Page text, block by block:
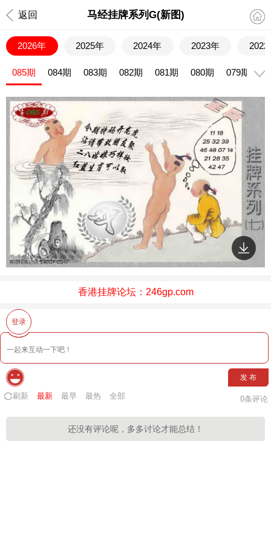
返回 马经挂牌系列G(新图)
2026年 2025年 2024年 2023年 2022
085期 084期 083期 082期 081期 080期 079期
香港挂牌论坛：246gp.com
登录
发 布
刷新 最新 最早 最热 全部 0条评论
还没有评论呢，多多讨论才能总结！